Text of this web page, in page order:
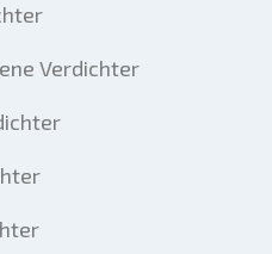
Verdichter